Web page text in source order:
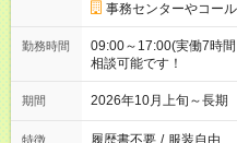
事務センターやコー
勤務時間
09:00～17:00(実働7時
相談可能です！
期間 2026年10月上旬～長
特徴 履歴書不要 / 服装自由